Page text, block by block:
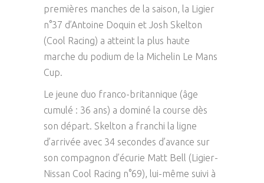
premières manches de la saison, la Ligier
n°37 d’Antoine Doquin et Josh Skelton
(Cool Racing) a atteint la plus haute
marche du podium de la Michelin Le Mans
Cup.
Le jeune duo franco-britannique (âge
cumulé : 36 ans) a dominé la course dès
son départ. Skelton a franchi la ligne
d’arrivée avec 34 secondes d’avance sur
son compagnon d’écurie Matt Bell (Ligier-
Nissan Cool Racing n°69), lui-même suivi à